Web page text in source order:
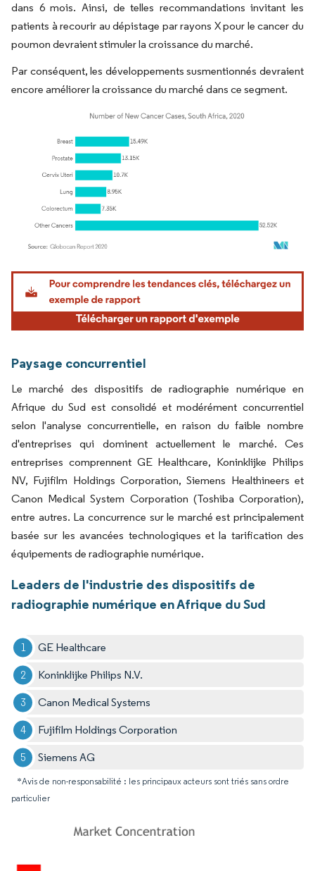
dans 6 mois. Ainsi, de telles recommandations invitant les
patients à recourir au dépistage par rayons X pour le cancer du
poumon devraient stimuler la croissance du marché.
Par conséquent, les développements susmentionnés devraient
encore améliorer la croissance du marché dans ce segment.
Image © Mordor Intelligence. La réutilisation nécessite une attribution sous CC BY
Paysage concurrentiel
Le marché des dispositifs de radiographie numérique en
Afrique du Sud est consolidé et modérément concurrentiel
selon l'analyse concurrentielle, en raison du faible nombre
d'entreprises qui dominent actuellement le marché. Ces
entreprises comprennent GE Healthcare, Koninklijke Philips
NV, Fujifilm Holdings Corporation, Siemens Healthineers et
Canon Medical System Corporation (Toshiba Corporation),
entre autres. La concurrence sur le marché est principalement
basée sur les avancées technologiques et la tarification des
équipements de radiographie numérique.
Leaders de l'industrie des dispositifs de
radiographie numérique en Afrique du Sud
GE Healthcare
Koninklijke Philips N.V.
Canon Medical Systems
Fujifilm Holdings Corporation
Siemens AG
*Avis de non-responsabilité : les principaux acteurs sont triés sans ordre
particulier